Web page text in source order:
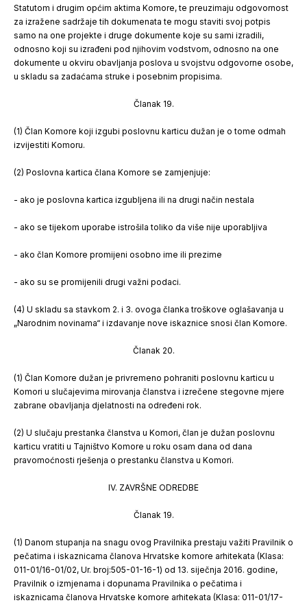
Statutom i drugim općim aktima Komore, te preuzimaju odgovornost
za izražene sadržaje tih dokumenata te mogu staviti svoj potpis
samo na one projekte i druge dokumente koje su sami izradili,
odnosno koji su izrađeni pod njihovim vodstvom, odnosno na one
dokumente u okviru obavljanja poslova u svojstvu odgovorne osobe,
u skladu sa zadaćama struke i posebnim propisima.
Članak 19.
(1) Član Komore koji izgubi poslovnu karticu dužan je o tome odmah
izvijestiti Komoru.
(2) Poslovna kartica člana Komore se zamjenjuje:
- ako je poslovna kartica izgubljena ili na drugi način nestala
- ako se tijekom uporabe istrošila toliko da više nije uporabljiva
- ako član Komore promijeni osobno ime ili prezime
- ako su se promijenili drugi važni podaci.
(4) U skladu sa stavkom 2. i 3. ovoga članka troškove oglašavanja u
„Narodnim novinama“ i izdavanje nove iskaznice snosi član Komore.
Članak 20.
(1) Član Komore dužan je privremeno pohraniti poslovnu karticu u
Komori u slučajevima mirovanja članstva i izrečene stegovne mjere
zabrane obavljanja djelatnosti na određeni rok.
(2) U slučaju prestanka članstva u Komori, član je dužan poslovnu
karticu vratiti u Tajništvo Komore u roku osam dana od dana
pravomoćnosti rješenja o prestanku članstva u Komori.
IV. ZAVRŠNE ODREDBE
Članak 19.
(1) Danom stupanja na snagu ovog Pravilnika prestaju važiti Pravilnik o
pečatima i iskaznicama članova Hrvatske komore arhitekata (Klasa:
011-01/16-01/02, Ur. broj:505-01-16-1) od 13. siječnja 2016. godine,
Pravilnik o izmjenama i dopunama Pravilnika o pečatima i
iskaznicama članova Hrvatske komore arhitekata (Klasa: 011-01/17-